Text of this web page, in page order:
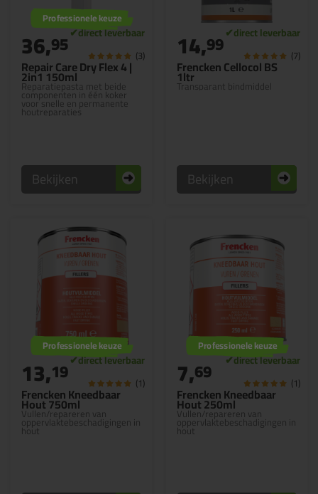
Repair Care Dry Flex 4 |
2in1 150ml
Reparatiepasta met beide
componenten in één koker
voor snelle en permanente
houtreparaties
Professionele keuze
36,95 (3)
Bekijken
Frencken Cellocol BS
1ltr
Transparant bindmiddel
14,99 (7)
Bekijken
Frencken Kneedbaar
Hout 750ml
Vullen/repareren van
oppervlaktebeschadigingen in
hout
Professionele keuze
13,19 (1)
Frencken Kneedbaar
Hout 250ml
Vullen/repareren van
oppervlaktebeschadigingen in
hout
Professionele keuze
7,69 (1)